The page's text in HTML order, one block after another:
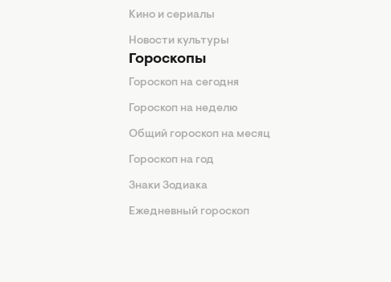
Кино и сериалы
Новости культуры
Гороскопы
Гороскоп на сегодня
Гороскоп на неделю
Общий гороскоп на месяц
Гороскоп на год
Знаки Зодиака
Ежедневный гороскоп